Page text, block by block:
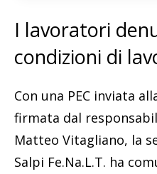
I lavoratori
condizioni di
Con una PEC inviata
firmata dal
Matteo Vitagliano, la
Salpi Fe.Na.L.T. ha